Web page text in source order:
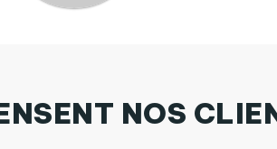
NOS